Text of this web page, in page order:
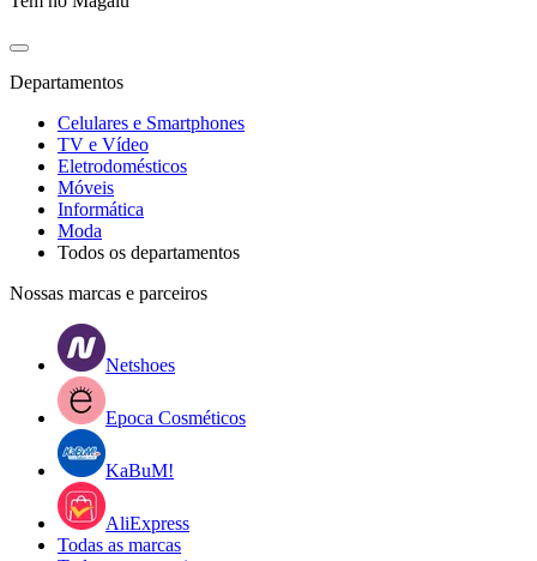
Departamentos
Celulares e Smartphones
TV e Vídeo
Eletrodomésticos
Móveis
Informática
Moda
Todos os departamentos
Nossas marcas e parceiros
Netshoes
Epoca Cosméticos
KaBuM!
AliExpress
Todas as marcas